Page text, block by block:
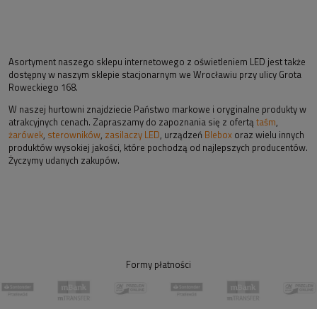
Asortyment naszego sklepu internetowego z oświetleniem LED jest także
dostępny w naszym sklepie stacjonarnym we Wrocławiu przy ulicy Grota
Roweckiego 168.
W naszej hurtowni znajdziecie Państwo markowe i oryginalne produkty w
atrakcyjnych cenach. Zapraszamy do zapoznania się z ofertą taśm,
żarówek, sterowników, zasilaczy LED, urządzeń Blebox oraz wielu innych
produktów wysokiej jakości, które pochodzą od najlepszych producentów.
Życzymy udanych zakupów.
Formy płatności